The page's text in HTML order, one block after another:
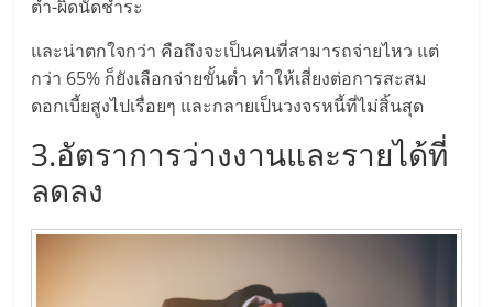
แฟ
รน
ไชส์,
ศูนย์
รวม
ต่ำ-ผิดนัดชำระ
และน่าตกใจกว่า คือถึงจะเป็นคนที่สามารถจ่ายไหว แต่
กว่า 65% ก็ยังเลือกจ่ายขั้นต่ำ ทำให้เสี่ยงต่อการสะสม
ดอกเบี้ยสูงไปเรื่อยๆ และกลายเป็นวงจรหนี้ที่ไม่สิ้นสุด
3.อัตราการว่างงานและรายได้ที่
ลดลง